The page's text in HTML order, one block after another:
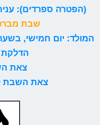
(הפטרה ספרדים):
שבת
המולד: יום חמישי, בשעה 8 בבוקר, 15 דקות ו0
הדלקת
צאת
צאת השבת